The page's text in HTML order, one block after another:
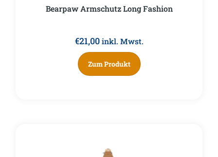
Bearpaw Armschutz Long Fashion
€21,00 inkl. Mwst.
Zum Produkt